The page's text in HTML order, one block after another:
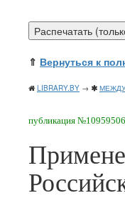
⇑ Вернуться к
LIBRARY.BY →
публикация